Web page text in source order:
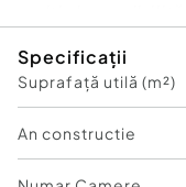
regim hotelier.
Compartimentare:
Demisol:
Parter: 3 camere
baie
Mansardă: spațiu
Specificații
Suprafață utilă (m²)
An constructie